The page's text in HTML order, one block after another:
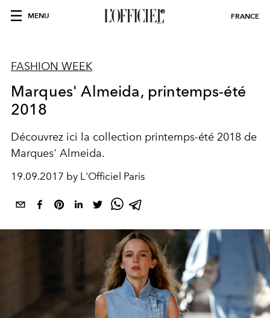
MENU FRANCE
FASHION WEEK
Marques' Almeida, printemps-été
2018
Découvrez ici la collection printemps-été 2018 de
Marques' Almeida.
19.09.2017 by L'Officiel Paris